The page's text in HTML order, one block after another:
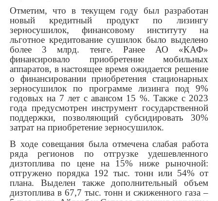
Отметим, что в текущем году был разработан
новый кредитный продукт по лизингу
зерносушилок, финансовому институту на
льготное кредитование сушилок было выделено
более 3 млрд. тенге. Ранее АО «КАФ»
финансировало приобретение мобильных
аппаратов, в настоящее время ожидается решение
о финансировании приобретения стационарных
зерносушилок по программе лизинга под 9%
годовых на 7 лет с авансом 15 %. Также с 2023
года предусмотрен инструмент государственной
поддержки, позволяющий субсидировать 30%
затрат на приобретение зерносушилок.
В ходе совещания была отмечена слабая работа
ряда регионов по отгрузке удешевленного
дизтоплива по цене на 15% ниже рыночной:
отгружено порядка 192 тыс. тонн или 54% от
плана. Выделен также дополнительный объем
дизтоплива в 67,7 тыс. тонн и сжиженного газа –